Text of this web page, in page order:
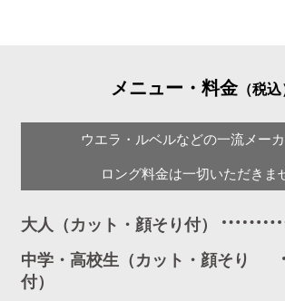
メニュー・料金（税込
ウエラ・ルベルなどの一流メー
ロング料金は一切いただきま
大人（カット・顔そり付）
中学・高校生（カット・顔そり
付）